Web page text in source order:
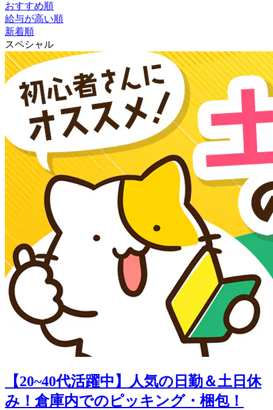
おすすめ順
給与が高い順
新着順
スペシャル
【20~40代活躍中】人気の日勤＆土日休
み！倉庫内でのピッキング・梱包！